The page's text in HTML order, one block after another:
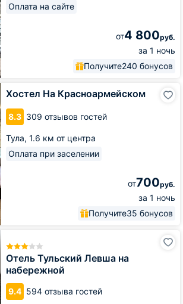
Оплата на сайте
от4 800руб.
за 1 ночь
Получите240 бонусов
Хостел На Красноармейском
8.3 309 отзывов гостей
Тула, 1.6 км от центра
Оплата при заселении
от700руб.
за 1 ночь
Получите35 бонусов
Отель Тульский Левша на
набережной
9.4 594 отзыва гостей